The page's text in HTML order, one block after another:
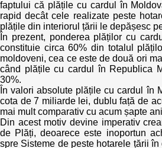
Anunțuri
Consiliul consulativ internațional
Agenda Națională de Business
Puterea hibridă
15 minute de realism economic
Trend Hunter
Buletin EU-STRAT
faptului că plățile cu cardul în
rapid decât cele realizate peste
plățile din interiorul țării le depășesc
În prezent, ponderea plăților cu
constituie circa 60% din totalul
moldoveni, cea ce este de două ori
când plățile cu cardul în Republica
30%.
În valori absolute plățile cu cardul în
cota de 7 miliarde lei, dublu față de
mai mult comparativ cu acum șapte
Din acest motiv devine imperativ
de Plăți, deoarece este inoportun
spre Sisteme de peste hotarele țării